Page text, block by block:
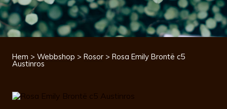
Hem > Webbshop > Rosor > Rosa Emily Brontë c5
Austinros